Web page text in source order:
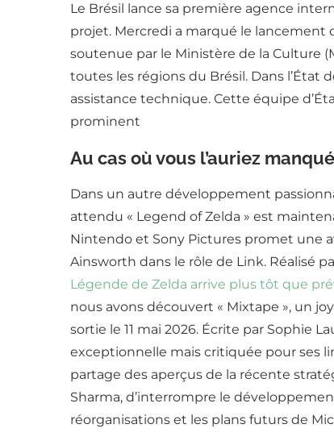
Le Brésil lance sa première agence
projet. Mercredi a marqué le
soutenue par le Ministère de la Culture
toutes les régions du Brésil. Dans l’État
assistance technique. Cette équipe
prominent
Au cas où vous l’auriez manqué
Dans un autre développement
attendu « Legend of Zelda » est
Nintendo et Sony Pictures promet une
Ainsworth dans le rôle de Link. Réalisé
Légende de Zelda arrive plus tôt que
nous avons découvert « Mixtape », un
sortie le 11 mai 2026. Écrite par Sophie
exceptionnelle mais critiquée pour ses
partage des aperçus de la récente
Sharma, d’interrompre le
réorganisations et les plans futurs de